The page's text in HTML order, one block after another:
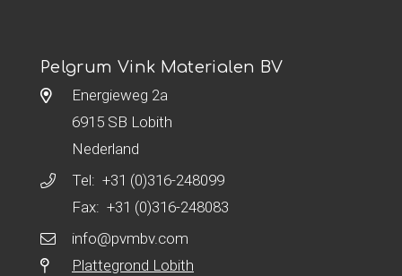
Pelgrum Vink Materialen BV
Energieweg 2a
6915 SB Lobith
Nederland
Tel: +31 (0)316-248099
Fax: +31 (0)316-248083
info@pvmbv.com
Plattegrond Lobith